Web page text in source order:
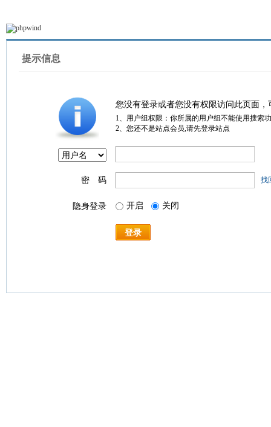
提示信息
您没有登录或者您没有权限访问此页面
1、用户组权限：你所属的用户组不能使用搜索
2、您还不是站点会员,请先登录站点
密 码 找
隐身登录 开启 关闭
登录